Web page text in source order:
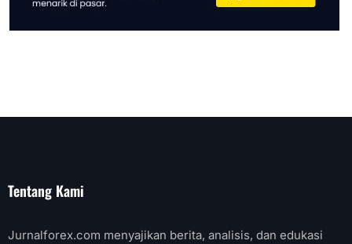
Tentang Kami
Jurnalforex.com menyajikan berita, analisis, dan edukasi